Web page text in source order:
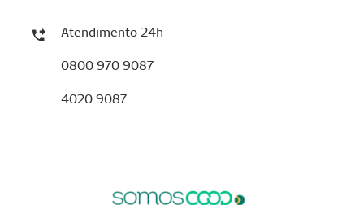
Atendimento 24h
0800 970 9087
4020 9087